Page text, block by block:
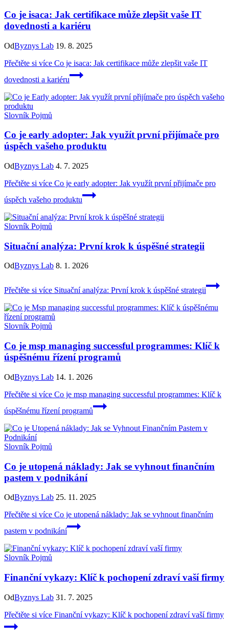
Co je isaca: Jak certifikace může zlepšit vaše IT
dovednosti a kariéru
OdByznys Lab 19. 8. 2025
Přečtěte si více Co je isaca: Jak certifikace může zlepšit vaše IT
dovednosti a kariéru
Slovník Pojmů
Co je early adopter: Jak využít první přijímače pro
úspěch vašeho produktu
OdByznys Lab 4. 7. 2025
Přečtěte si více Co je early adopter: Jak využít první přijímače pro
úspěch vašeho produktu
Slovník Pojmů
Situační analýza: První krok k úspěšné strategii
OdByznys Lab 8. 1. 2026
Přečtěte si více Situační analýza: První krok k úspěšné strategii
Slovník Pojmů
Co je msp managing successful programmes: Klíč k
úspěšnému řízení programů
OdByznys Lab 14. 1. 2026
Přečtěte si více Co je msp managing successful programmes: Klíč k
úspěšnému řízení programů
Slovník Pojmů
Co je utopená náklady: Jak se vyhnout finančním
pastem v podnikání
OdByznys Lab 25. 11. 2025
Přečtěte si více Co je utopená náklady: Jak se vyhnout finančním
pastem v podnikání
Slovník Pojmů
Finanční vykazy: Klíč k pochopení zdraví vaší firmy
OdByznys Lab 31. 7. 2025
Přečtěte si více Finanční vykazy: Klíč k pochopení zdraví vaší firmy